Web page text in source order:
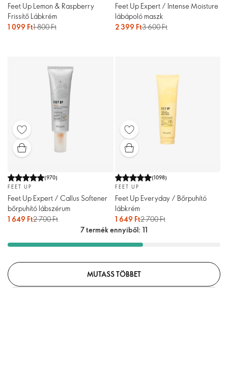
Feet Up Lemon & Raspberry
Frissítő Lábkrém
1 099 Ft1 800 Ft
Feet Up Expert / Intense Moisture
lábápoló maszk
2 399 Ft3 600 Ft
(970)
FEET UP
Feet Up Expert / Callus Softener
bőrpuhító lábszérum
1 649 Ft2 700 Ft
(1098)
FEET UP
Feet Up Everyday / Bőrpuhító
lábkrém
1 649 Ft2 700 Ft
7 termék ennyiből: 11
MUTASS TÖBBET